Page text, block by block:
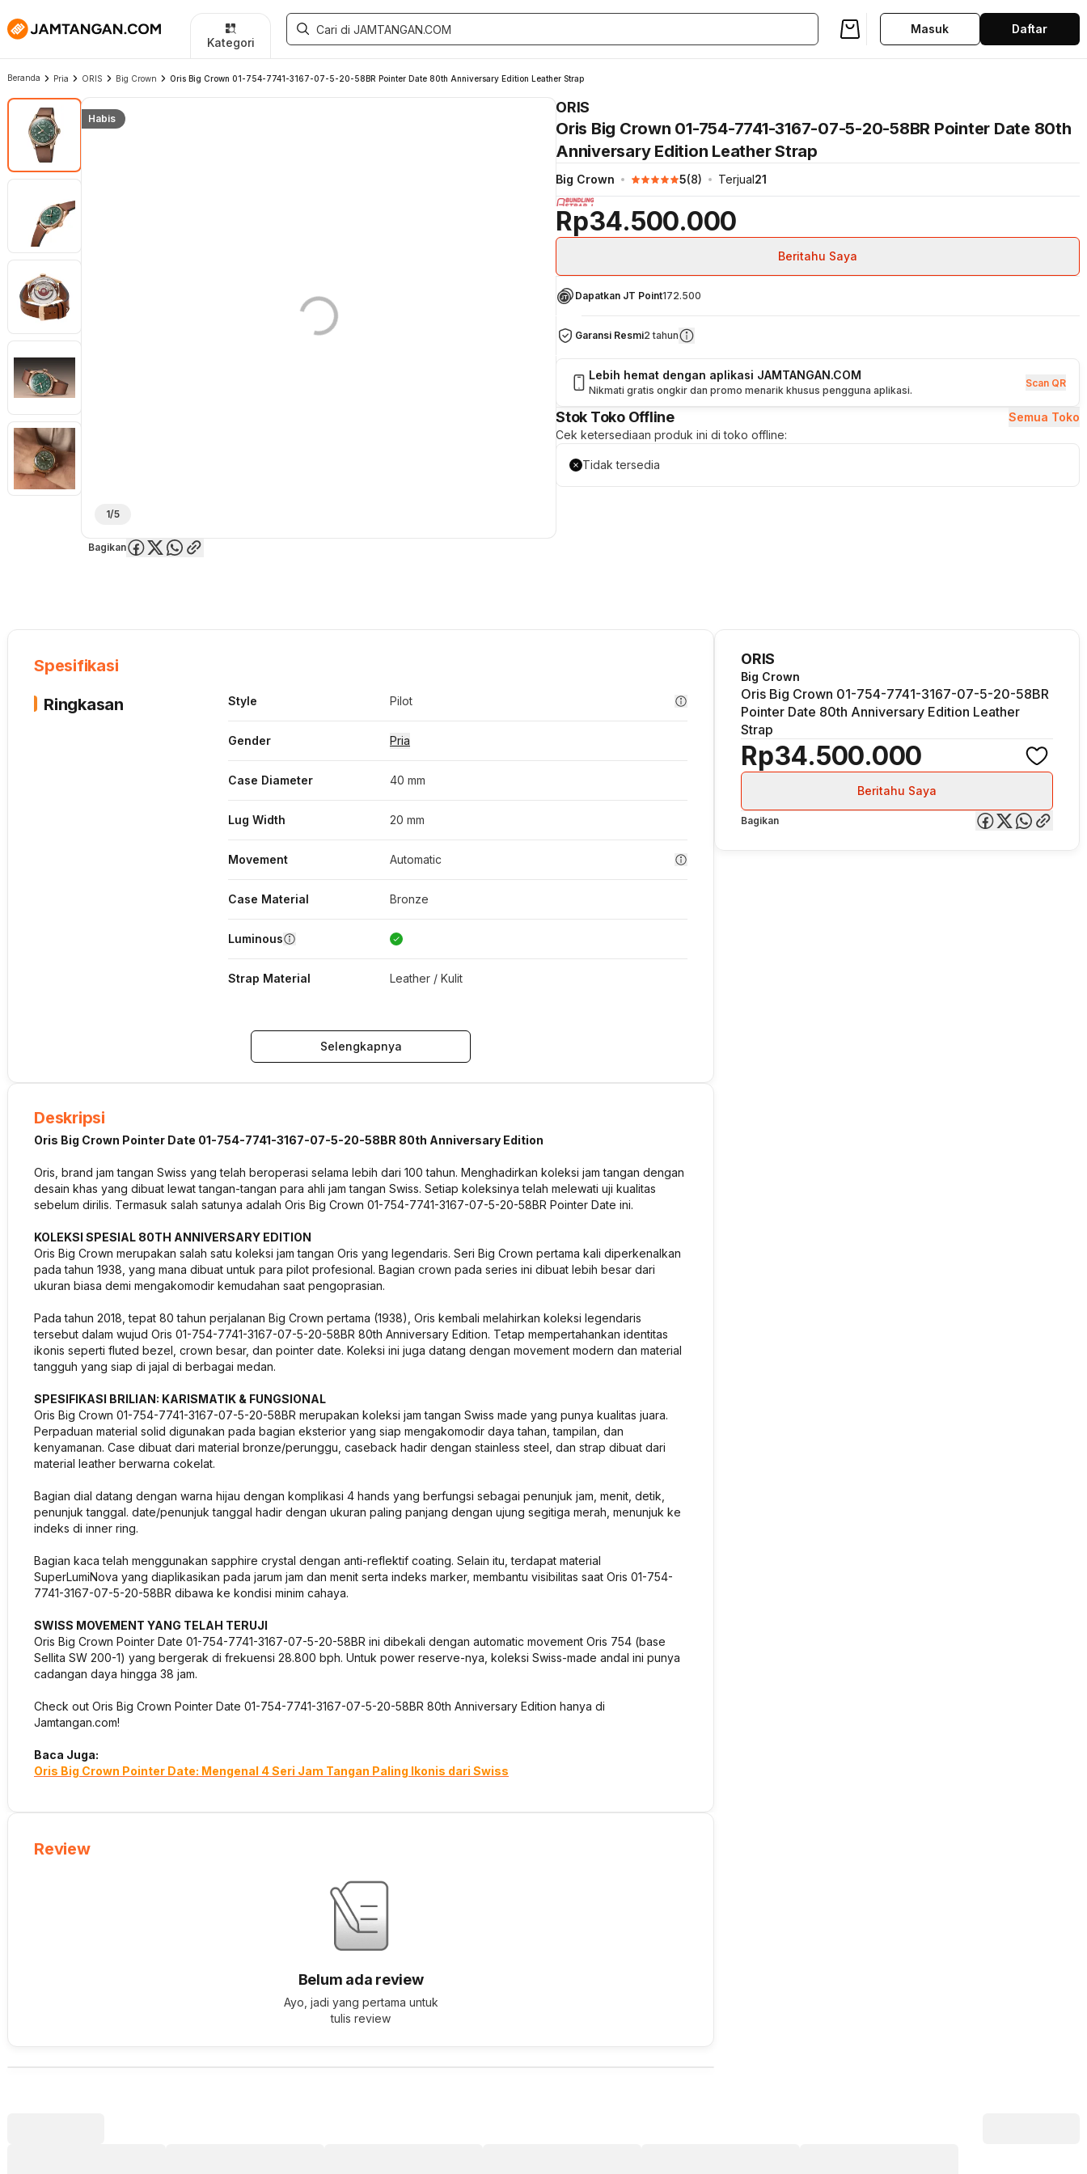
Kategori
Masuk Daftar
Beranda Pria ORIS Big Crown Oris Big Crown 01-754-7741-3167-07-5-20-58BR Pointer Date 80th Anniversary Edition Leather Strap
Habis
1/5
Bagikan
ORIS
Oris Big Crown 01-754-7741-3167-07-5-20-58BR Pointer Date 80th
Anniversary Edition Leather Strap
Big Crown 5(8) Terjual21
Rp34.500.000
Beritahu Saya
Dapatkan JT Point172.500
Garansi Resmi2 tahun
Lebih hemat dengan aplikasi JAMTANGAN.COM
Nikmati gratis ongkir dan promo menarik khusus pengguna aplikasi.
Scan QR
Stok Toko Offline
Semua Toko
Cek ketersediaan produk ini di toko offline:
Tidak tersedia
Spesifikasi
Ringkasan
Style Pilot
Gender Pria
Case Diameter 40 mm
Lug Width 20 mm
Movement Automatic
Case Material Bronze
Luminous
Strap Material Leather / Kulit
Selengkapnya
Deskripsi
Oris Big Crown Pointer Date 01-754-7741-3167-07-5-20-58BR 80th Anniversary Edition
Oris, brand jam tangan Swiss yang telah beroperasi selama lebih dari 100 tahun. Menghadirkan koleksi jam tangan dengan
desain khas yang dibuat lewat tangan-tangan para ahli jam tangan Swiss. Setiap koleksinya telah melewati uji kualitas
sebelum dirilis. Termasuk salah satunya adalah Oris Big Crown 01-754-7741-3167-07-5-20-58BR Pointer Date ini.
KOLEKSI SPESIAL 80TH ANNIVERSARY EDITION
Oris Big Crown merupakan salah satu koleksi jam tangan Oris yang legendaris. Seri Big Crown pertama kali diperkenalkan
pada tahun 1938, yang mana dibuat untuk para pilot profesional. Bagian crown pada series ini dibuat lebih besar dari
ukuran biasa demi mengakomodir kemudahan saat pengoprasian.
Pada tahun 2018, tepat 80 tahun perjalanan Big Crown pertama (1938), Oris kembali melahirkan koleksi legendaris
tersebut dalam wujud Oris 01-754-7741-3167-07-5-20-58BR 80th Anniversary Edition. Tetap mempertahankan identitas
ikonis seperti fluted bezel, crown besar, dan pointer date. Koleksi ini juga datang dengan movement modern dan material
tangguh yang siap di jajal di berbagai medan.
SPESIFIKASI BRILIAN: KARISMATIK & FUNGSIONAL
Oris Big Crown 01-754-7741-3167-07-5-20-58BR merupakan koleksi jam tangan Swiss made yang punya kualitas juara.
Perpaduan material solid digunakan pada bagian eksterior yang siap mengakomodir daya tahan, tampilan, dan
kenyamanan. Case dibuat dari material bronze/perunggu, caseback hadir dengan stainless steel, dan strap dibuat dari
material leather berwarna cokelat.
Bagian dial datang dengan warna hijau dengan komplikasi 4 hands yang berfungsi sebagai penunjuk jam, menit, detik,
penunjuk tanggal. date/penunjuk tanggal hadir dengan ukuran paling panjang dengan ujung segitiga merah, menunjuk ke
indeks di inner ring.
Bagian kaca telah menggunakan sapphire crystal dengan anti-reflektif coating. Selain itu, terdapat material
SuperLumiNova yang diaplikasikan pada jarum jam dan menit serta indeks marker, membantu visibilitas saat Oris 01-754-
7741-3167-07-5-20-58BR dibawa ke kondisi minim cahaya.
SWISS MOVEMENT YANG TELAH TERUJI
Oris Big Crown Pointer Date 01-754-7741-3167-07-5-20-58BR ini dibekali dengan automatic movement Oris 754 (base
Sellita SW 200-1) yang bergerak di frekuensi 28.800 bph. Untuk power reserve-nya, koleksi Swiss-made andal ini punya
cadangan daya hingga 38 jam.
Check out Oris Big Crown Pointer Date 01-754-7741-3167-07-5-20-58BR 80th Anniversary Edition hanya di
Jamtangan.com!
Baca Juga:
Oris Big Crown Pointer Date: Mengenal 4 Seri Jam Tangan Paling Ikonis dari Swiss
Review
Belum ada review
Ayo, jadi yang pertama untuk
tulis review
ORIS
Big Crown
Oris Big Crown 01-754-7741-3167-07-5-20-58BR
Pointer Date 80th Anniversary Edition Leather
Strap
Rp34.500.000
Beritahu Saya
Bagikan